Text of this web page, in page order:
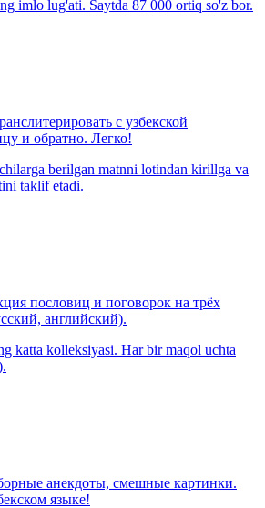
imlo lug'ati. Saytda 87 000 ortiq so'z bor.
с узбекской
и обратно. Легко!
berilgan matnni lotindan kirillga va
taklif etadi.
пословиц и поговорок на трёх
английский).
katta kolleksiyasi. Har bir maqol uchta
анекдоты, смешные картинки.
языке!